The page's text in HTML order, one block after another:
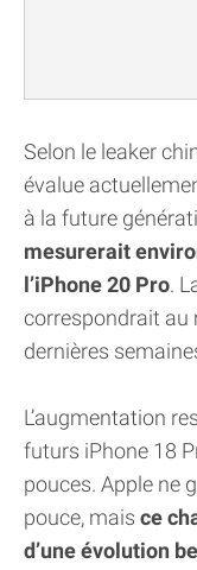
Selon le leaker
évalue
à la future
mesurerait
l’iPhone 20 Pro.
correspondrait au
dernières
L’augmentation
futurs iPhone 18
pouces. Apple ne
pouce, mais ce
d’une évolution